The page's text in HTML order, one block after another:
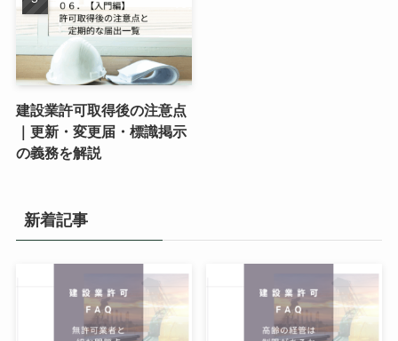
建設業許可取得後の注意点
｜更新・変更届・標識掲示
の義務を解説
新着記事